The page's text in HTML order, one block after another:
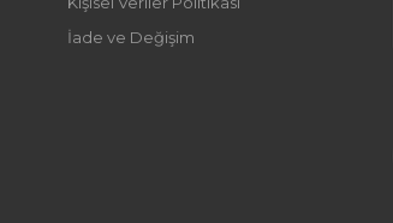
İade ve Değişim